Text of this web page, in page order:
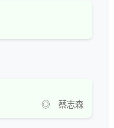
◎ 蔡志森